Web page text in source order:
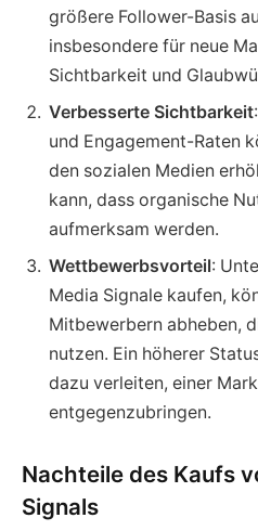
größere Follower-Basis
insbesondere für neue
Sichtbarkeit und
Verbesserte Sichtbarkeit
und Engagement-Raten
den sozialen Medien
kann, dass organische
aufmerksam werden.
Wettbewerbsvorteil:
Media Signale kaufen,
Mitbewerbern abheben,
nutzen. Ein höherer
dazu verleiten, einer
entgegenzubringen.
Nachteile des Kaufs
Signals